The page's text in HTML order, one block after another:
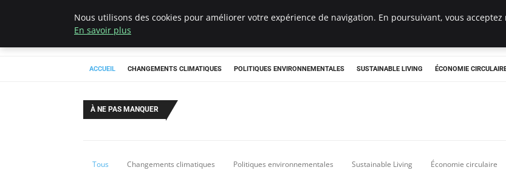
Climategatecountryclub.com
ACCUEIL CHANGEMENTS CLIMATIQUES POLITIQUES ENVIRONNEMENTALES SUSTAINABLE LIVING ÉCONOMIE
À NE PAS MANQUER
Tous Changements climatiques Politiques environnementales Sustainable Living Économie circulaire
Nous utilisons des cookies pour améliorer votre expérience de navigation. En poursuivant, vous
En savoir plus